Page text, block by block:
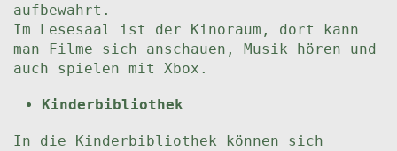
aufbewahrt.
Im Lesesaal ist der Kinoraum, dort kann
man Filme sich anschauen, Musik hören und
auch spielen mit Xbox.
Kinderbibliothek
In die Kinderbibliothek können sich